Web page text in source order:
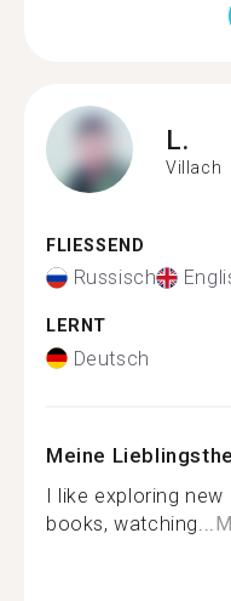
L.
Villach
FLIESSEND
Russisch
LERNT
Deutsch
Meine
I like exploring
books, watching...